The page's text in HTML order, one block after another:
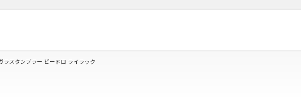
ラスタンブラー ビードロ ライラック